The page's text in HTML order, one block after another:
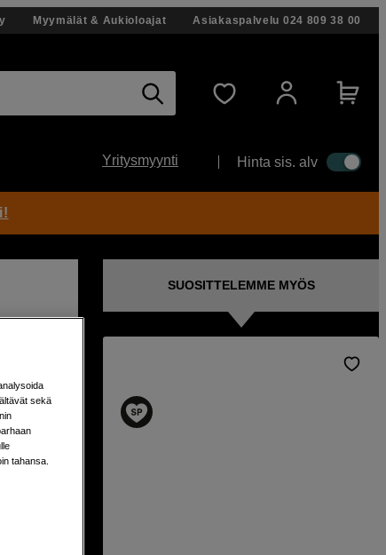
Myymälät & Aukioloajat Asiakaspalvelu 024 809 38 00
Yritysmyynti Hinta sis. alv
SUOSITTELEMME MYÖS
sekä
tahansa.